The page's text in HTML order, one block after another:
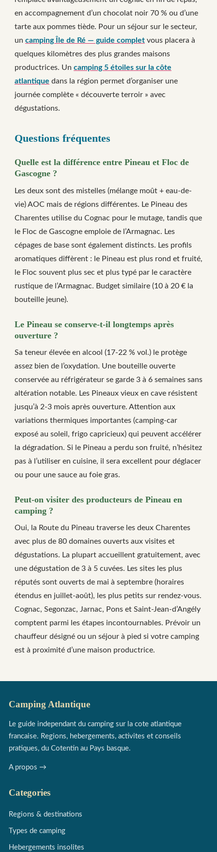
en accompagnement d’un chocolat noir 70 % ou d’une
tarte aux pommes tiède. Pour un séjour sur le secteur,
un camping Île de Ré — guide complet vous placera à
quelques kilomètres des plus grandes maisons
productrices. Un camping 5 étoiles sur la côte
atlantique dans la région permet d’organiser une
journée complète « découverte terroir » avec
dégustations.
Questions fréquentes
Quelle est la différence entre Pineau et Floc de
Gascogne ?
Les deux sont des mistelles (mélange moût + eau-de-
vie) AOC mais de régions différentes. Le Pineau des
Charentes utilise du Cognac pour le mutage, tandis que
le Floc de Gascogne emploie de l’Armagnac. Les
cépages de base sont également distincts. Les profils
aromatiques diffèrent : le Pineau est plus rond et fruité,
le Floc souvent plus sec et plus typé par le caractère
rustique de l’Armagnac. Budget similaire (10 à 20 € la
bouteille jeune).
Le Pineau se conserve-t-il longtemps après
ouverture ?
Sa teneur élevée en alcool (17-22 % vol.) le protège
assez bien de l’oxydation. Une bouteille ouverte
conservée au réfrigérateur se garde 3 à 6 semaines sans
altération notable. Les Pineaux vieux en cave résistent
jusqu’à 2-3 mois après ouverture. Attention aux
variations thermiques importantes (camping-car
exposé au soleil, frigo capricieux) qui peuvent accélérer
la dégradation. Si le Pineau a perdu son fruité, n’hésitez
pas à l’utiliser en cuisine, il sera excellent pour déglacer
ou pour une sauce au foie gras.
Peut-on visiter des producteurs de Pineau en
camping ?
Oui, la Route du Pineau traverse les deux Charentes
avec plus de 80 domaines ouverts aux visites et
dégustations. La plupart accueillent gratuitement, avec
une dégustation de 3 à 5 cuvées. Les sites les plus
réputés sont ouverts de mai à septembre (horaires
étendus en juillet-août), les plus petits sur rendez-vous.
Cognac, Segonzac, Jarnac, Pons et Saint-Jean-d’Angély
comptent parmi les étapes incontournables. Prévoir un
chauffeur désigné ou un séjour à pied si votre camping
est à proximité d’une maison productrice.
Camping Atlantique
Le guide independant du camping sur la cote atlantique
francaise. Regions, hebergements, activites et conseils
pratiques, du Cotentin au Pays basque.
A propos →
Categories
Regions & destinations
Types de camping
Hebergements insolites